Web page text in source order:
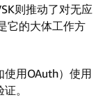
则推动了对无应
它的大体工作方
使用OAuth）使用
。